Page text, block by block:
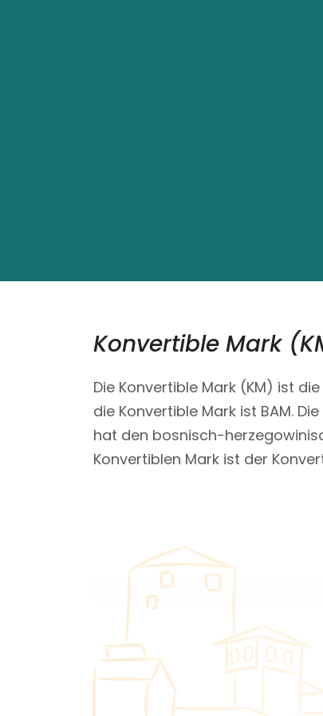
Konvertible Mark
Die Konvertible Mark (KM) ist
die Konvertible Mark ist BAM.
hat den bosnisch-
Konvertiblen Mark ist der